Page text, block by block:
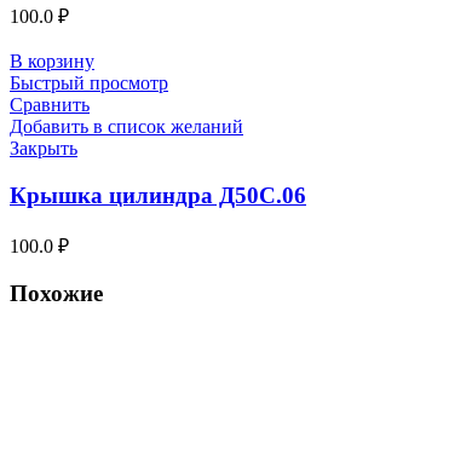
100.0 ₽
В корзину
Быстрый просмотр
Сравнить
Добавить в список желаний
Закрыть
Крышка цилиндра Д50С.06
100.0 ₽
Похожие